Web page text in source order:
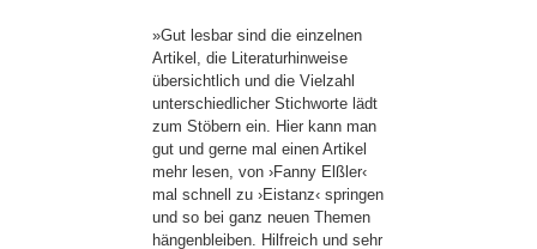
»Gut lesbar sind die einzelnen
Artikel, die Literaturhinweise
übersichtlich und die Vielzahl
unterschiedlicher Stichworte lädt
zum Stöbern ein. Hier kann man
gut und gerne mal einen Artikel
mehr lesen, von ›Fanny Elßler‹
mal schnell zu ›Eistanz‹ springen
und so bei ganz neuen Themen
hängenbleiben. Hilfreich und sehr